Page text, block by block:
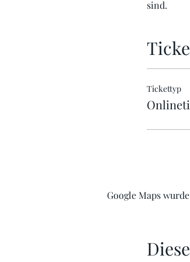
sind.
Tickettyp
Google Maps